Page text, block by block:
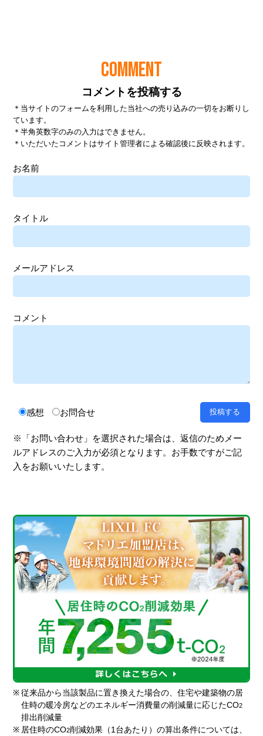
COMMENT
コメントを投稿する
＊当サイトのフォームを利用した当社への売り込みの一切をお断りし
ています。
＊半角英数字のみの入力はできません。
＊いただいたコメントはサイト管理者による確認後に反映されます。
お名前
タイトル
メールアドレス
コメント
感想 お問合せ
※「お問い合わせ」を選択された場合は、返信のためメー
ルアドレスのご入力が必須となります。お手数ですがご記
入をお願いいたします。
※ 従来品から当該製品に置き換えた場合の、住宅や建築物の居
住時の暖冷房などのエネルギー消費量の削減量に応じたCO2
排出削減量
※ 居住時のCO2削減効果（1台あたり）の算出条件については、